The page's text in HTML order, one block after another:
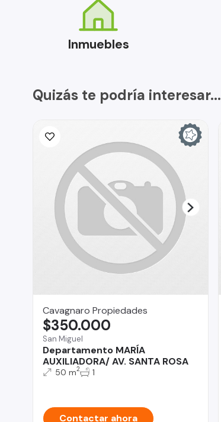
Inmuebles
Quizás te podría interesar...
Cavagnaro Propiedades
San Miguel
Departamento MARÍA
AUXILIADORA/ AV. SANTA ROSA
$350.000
50 m2 1
Contactar ahora